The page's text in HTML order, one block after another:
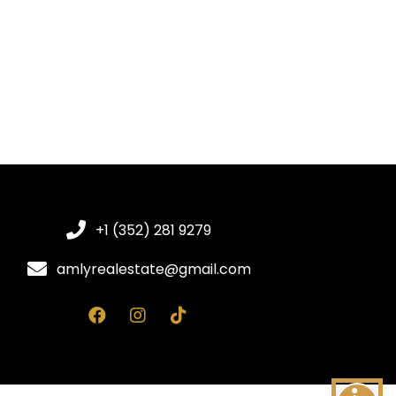
+1 (352) 281 9279
amlyrealestate@gmail.com